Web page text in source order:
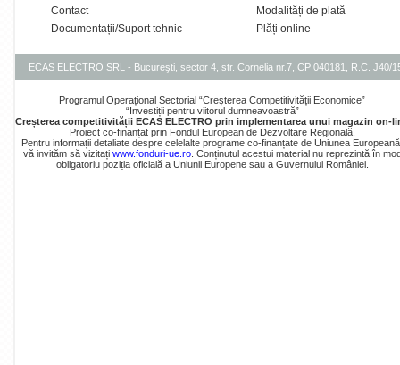
Contact
Documentații/Suport tehnic
Modalități de plată
Plăți online
ECAS ELECTRO SRL - Bucureşti, sector 4, str. Cornelia nr.7, CP 040181, R.C. J40/
Programul Operațional Sectorial “Creșterea Competitivității Economice”
“Investiții pentru viitorul dumneavoastră”
Creșterea competitivității ECAS ELECTRO prin implementarea unui magazin on-
Proiect co-finanțat prin Fondul European de Dezvoltare Regională.
Pentru informații detaliate despre celelalte programe co-finanțate de Uniunea
vă invităm să vizitați www.fonduri-ue.ro. Conținutul acestui material nu reprezintă în
obligatoriu poziția oficială a Uniunii Europene sau a Guvernului României.